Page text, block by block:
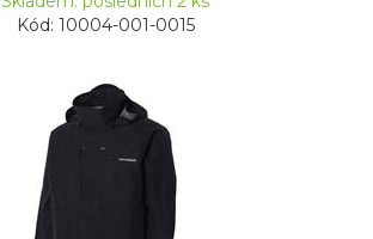
Kód: 10004-001-0015